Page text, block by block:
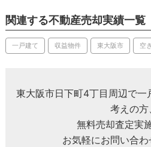
関連する不動産売却実績一覧
一戸建て 収益物件 東大阪市 空
東大阪市日下町4丁目周辺で一
考えの方
無料売却査定実
お気軽にお問い合わ